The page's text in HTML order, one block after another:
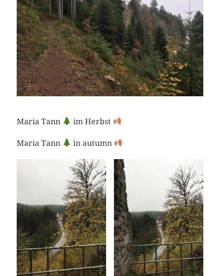
Maria Tann im Herbst
Maria Tann in autumn